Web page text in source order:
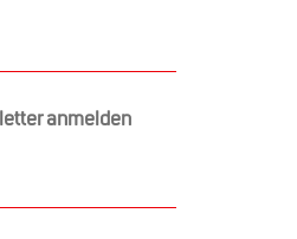
anmelden